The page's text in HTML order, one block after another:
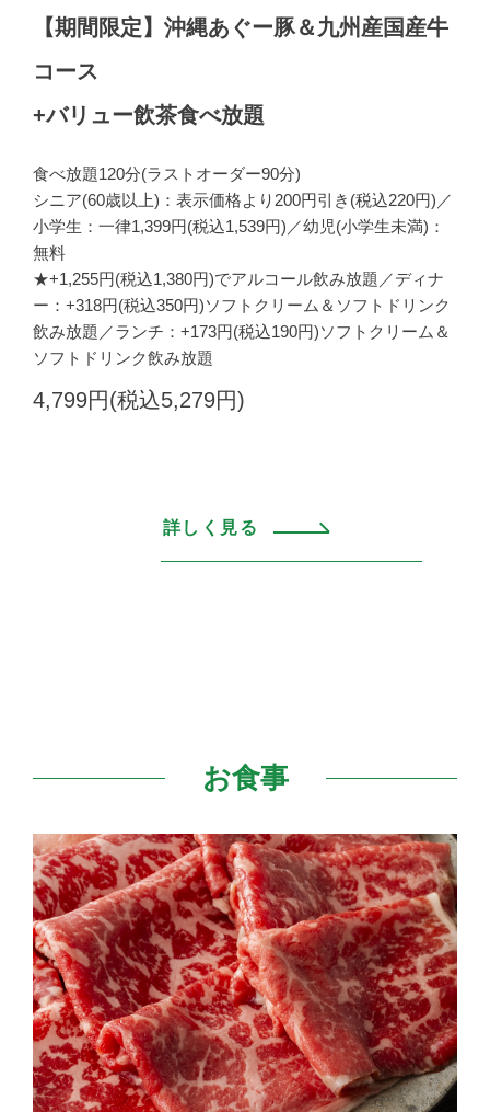
【期間限定】沖縄あぐー豚＆九州産国産牛
コース
+バリュー飲茶食べ放題
食べ放題120分(ラストオーダー90分)
シニア(60歳以上)：表示価格より200円引き(税込220円)／
小学生：一律1,399円(税込1,539円)／幼児(小学生未満)：
無料
★+1,255円(税込1,380円)でアルコール飲み放題／ディナ
ー：+318円(税込350円)ソフトクリーム＆ソフトドリンク
飲み放題／ランチ：+173円(税込190円)ソフトクリーム＆
ソフトドリンク飲み放題
4,799円(税込5,279円)
詳しく見る
お食事